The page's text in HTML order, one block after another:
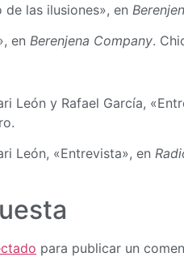
las ilusiones», en
en Berenjena Company.
León y Rafael García,
León, «Entrevista», en
para publicar un